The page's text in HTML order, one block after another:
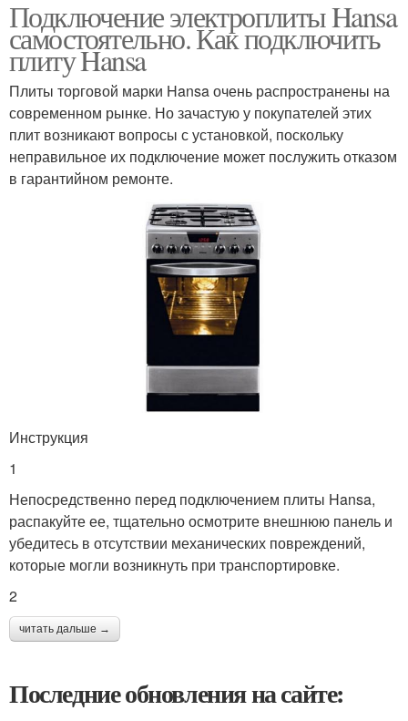
Подключение электроплиты Hansa
самостоятельно. Как подключить
плиту Hansa
Плиты торговой марки Hansa очень распространены на
современном рынке. Но зачастую у покупателей этих
плит возникают вопросы с установкой, поскольку
неправильное их подключение может послужить отказом
в гарантийном ремонте.
Инструкция
1
Непосредственно перед подключением плиты Hansa,
распакуйте ее, тщательно осмотрите внешнюю панель и
убедитесь в отсутствии механических повреждений,
которые могли возникнуть при транспортировке.
2
читать дальше →
Последние обновления на сайте: